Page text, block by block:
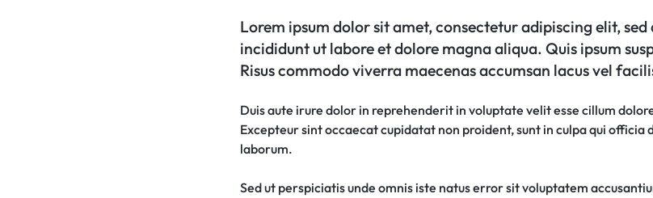
Lorem ipsum dolor sit amet, consectetur adipiscing elit,
incididunt ut labore et dolore magna aliqua. Quis ipsum
Risus commodo viverra maecenas accumsan lacus vel
Duis aute irure dolor in reprehenderit in voluptate velit esse cillum
Excepteur sint occaecat cupidatat non proident, sunt in culpa qui officia
laborum.
Sed ut perspiciatis unde omnis iste natus error sit voluptatem